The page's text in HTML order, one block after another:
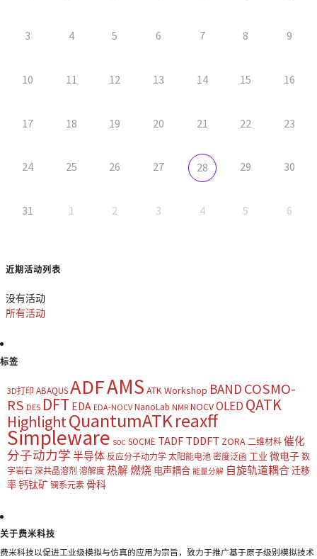
3 4 5 6 7 8 9
10 11 12 13 14 15 16
17 18 19 20 21 22 23
24 25 26 27 28 29 30
31 1 2 3 4 5 6
近期活动列表
没有活动
所有活动
标签
3D打印 ABAQUSADFAMS ATK Workshop BAND COSMO-
RS DES DFT EDA EDA-NOCV NanoLab NMR NOCVOLED QATK
HighlightQuantumATKreaxff
Simpleware SOC SOCME TADF TDDFT ZORA 二维材料 催化
分子动力学 半导体 反应分子动力学 太阳能电池 密度泛函 工业 微电子 数
字岩石 深共晶溶剂 溶解度 热解燃烧 电声耦合 能量分解 自旋轨道耦合迁移
率钙钛矿 镧系元素 骨科
关于费米科技
费米科技以促进工业级模拟与仿真的应用为宗旨，致力于推广基于原子级别模拟技术